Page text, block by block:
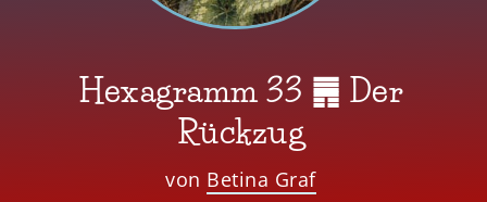
Hexagramm 33 ䷠ Der
Rückzug
von Betina Graf